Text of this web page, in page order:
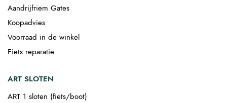
Aandrijfriem Gates
Koopadvies
Voorraad in de winkel
Fiets reparatie
ART SLOTEN
ART 1 sloten (fiets/boot)